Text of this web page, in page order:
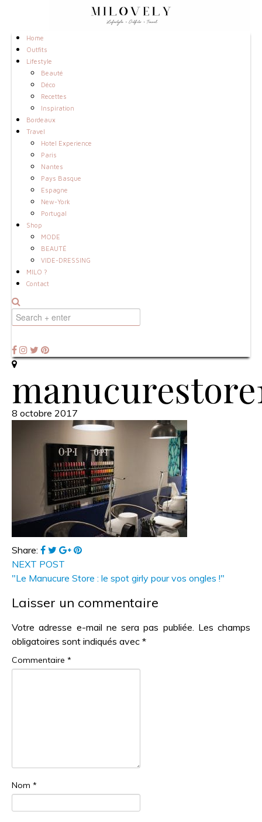
Home
Outfits
Lifestyle
Beauté
Déco
Recettes
Inspiration
Bordeaux
Travel
Hotel Experience
Paris
Nantes
Pays Basque
Espagne
New-York
Portugal
Shop
MODE
BEAUTÉ
VIDE-DRESSING
MILO ?
Contact
8 octobre 2017
Share:
NEXT POST
"Le Manucure Store : le spot girly pour vos ongles !"
Laisser un commentaire
Votre adresse e-mail ne sera pas publiée. Les champs
obligatoires sont indiqués avec *
Commentaire *
Nom *